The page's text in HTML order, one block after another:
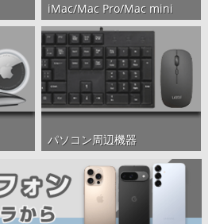
iMac/Mac Pro/Mac mini
パソコン周辺機器